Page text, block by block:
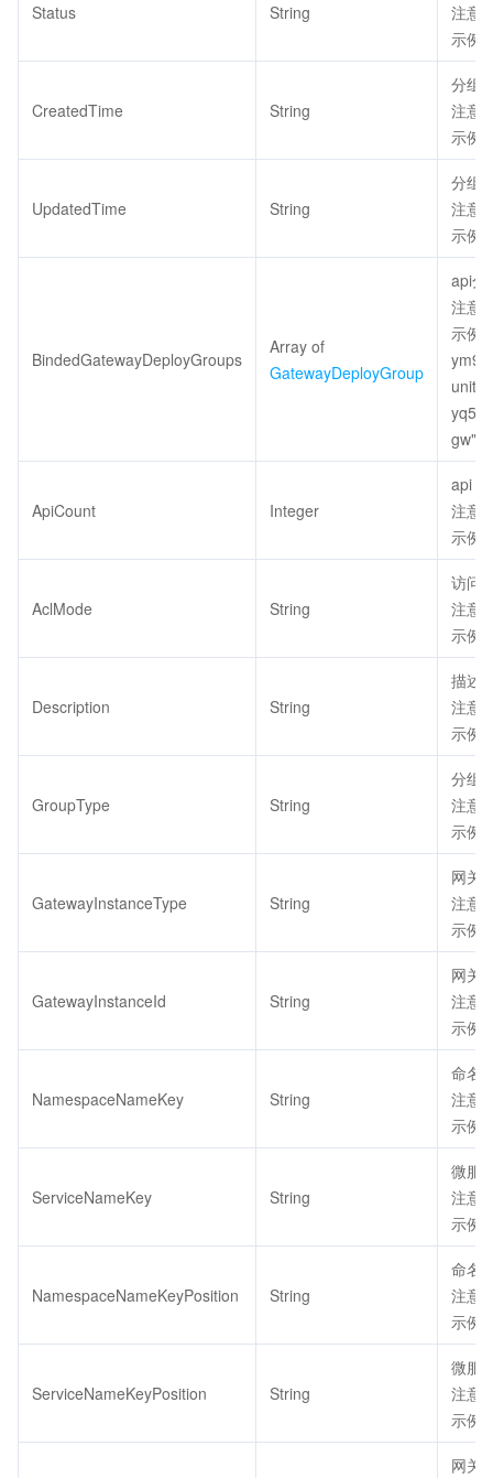
Status String
注意
示例
CreatedTime String
分组
注意
示例
UpdatedTime String
分组
注意
示例
BindedGatewayDeployGroups
Array of
GatewayDeployGroup
api分
注意
示例
ApiCount Integer
api
注意
示例
AclMode String
访问
注意
示例
Description String
描述
注意
示例
GroupType String
分组
注意
示例
GatewayInstanceType String
网关
注意
示例
GatewayInstanceId String
网关
注意
示例
NamespaceNameKey String
命名
注意
示例
ServiceNameKey String
微服
注意
示例
NamespaceNameKeyPosition String
命名
注意
示例
ServiceNameKeyPosition String
微服
注意
示例
网关